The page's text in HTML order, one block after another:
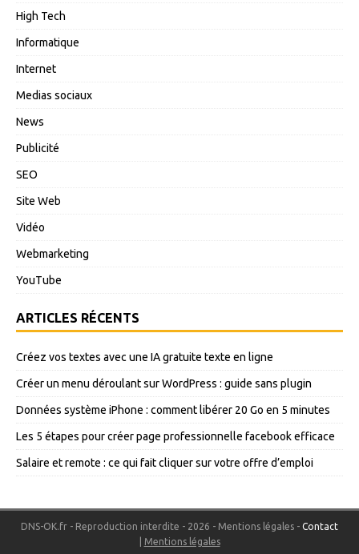
High Tech
Informatique
Internet
Medias sociaux
News
Publicité
SEO
Site Web
Vidéo
Webmarketing
YouTube
ARTICLES RÉCENTS
Créez vos textes avec une IA gratuite texte en ligne
Créer un menu déroulant sur WordPress : guide sans plugin
Données système iPhone : comment libérer 20 Go en 5 minutes
Les 5 étapes pour créer page professionnelle facebook efficace
Salaire et remote : ce qui fait cliquer sur votre offre d’emploi
DNS-OK.fr - Reproduction interdite - 2026 - Mentions légales - Contact
Mentions légales